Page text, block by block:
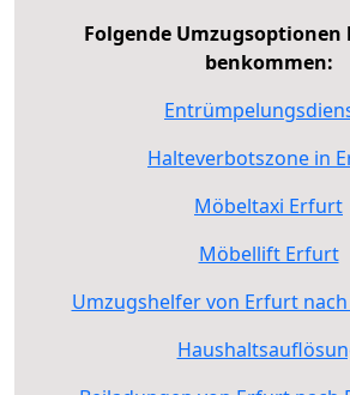
Folgende Umzugsoptionen
benkommen:
Halteverbotszone in
Möbeltaxi Erfurt
Möbellift Erfurt
Umzugshelfer von Erfurt